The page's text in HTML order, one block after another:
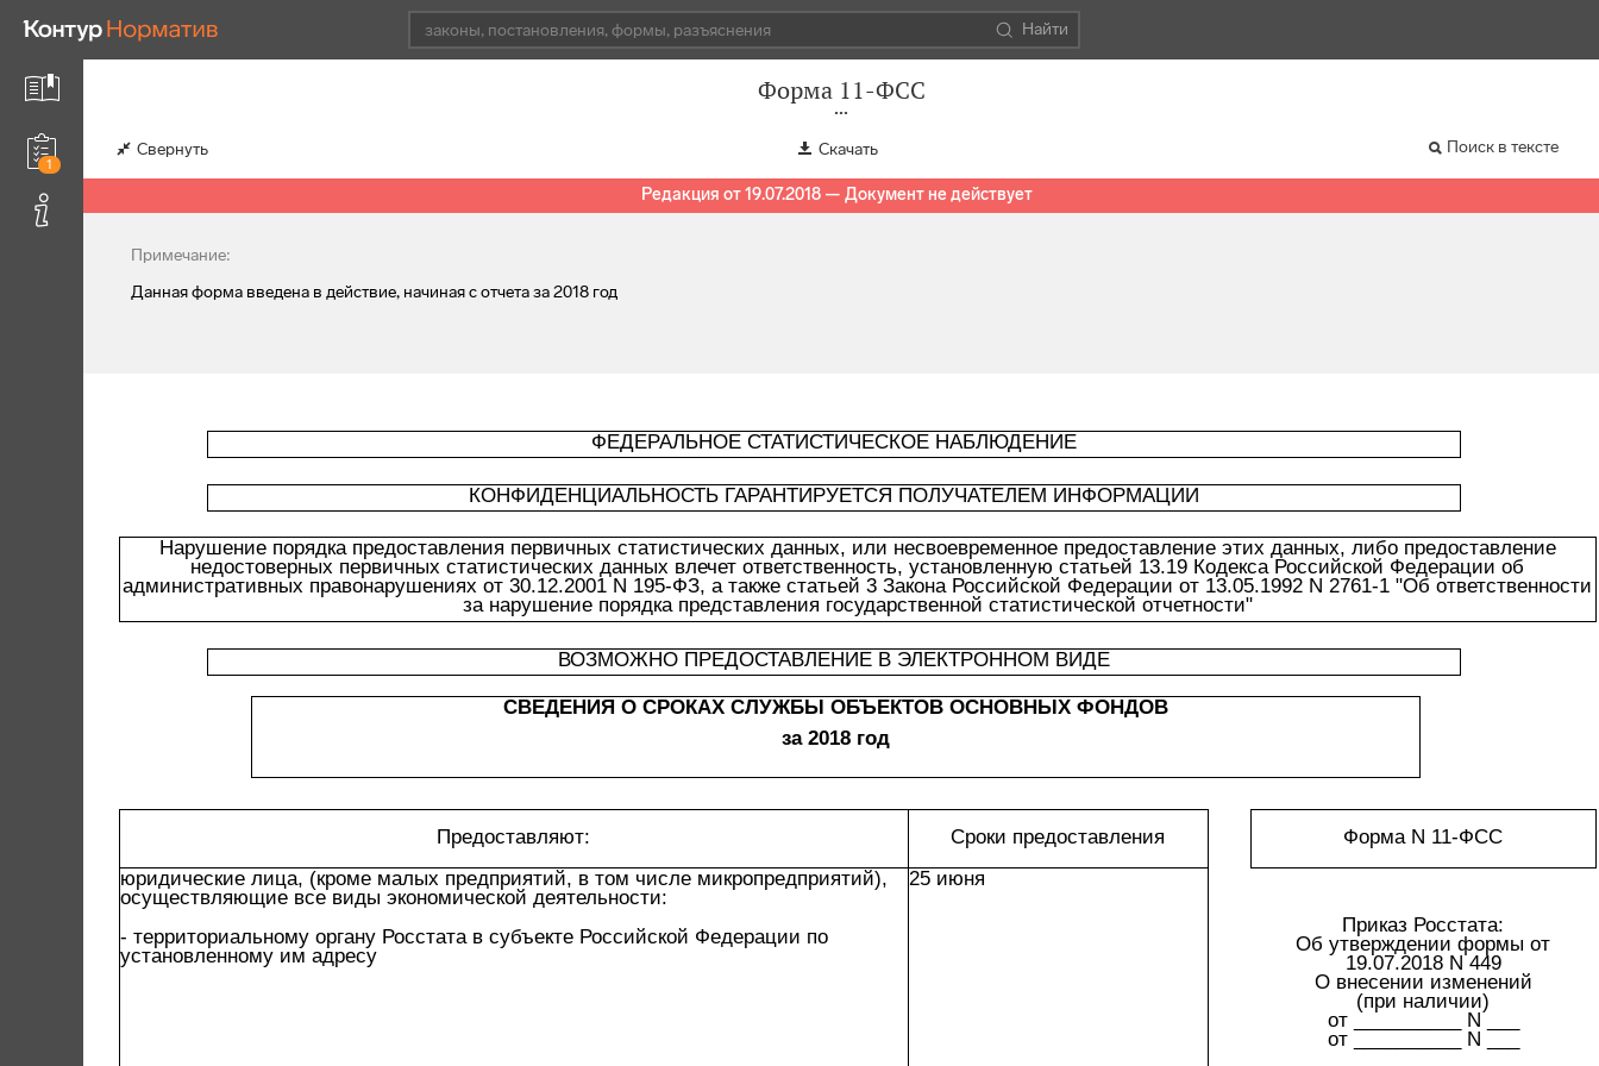
Найти
1
Форма 11-ФСС
Свернуть Скачать Поиск в тексте
Редакция от 19.07.2018 — Документ не действует
Примечание:
Данная форма введена в действие, начиная с отчета за 2018 год
ФЕДЕРАЛЬНОЕ СТАТИСТИЧЕСКОЕ НАБЛЮДЕНИЕ
КОНФИДЕНЦИАЛЬНОСТЬ ГАРАНТИРУЕТСЯ ПОЛУЧАТЕЛЕМ ИНФОРМАЦИИ
Нарушение порядка предоставления первичных статистических данных, или несвоевременное предоставление этих данных, либо предоставление
недостоверных первичных статистических данных влечет ответственность, установленную статьей 13.19 Кодекса Российской Федерации об
административных правонарушениях от 30.12.2001 N 195-ФЗ, а также статьей 3 Закона Российской Федерации от 13.05.1992 N 2761-1 "Об ответственности
за нарушение порядка представления государственной статистической отчетности"
ВОЗМОЖНО ПРЕДОСТАВЛЕНИЕ В ЭЛЕКТРОННОМ ВИДЕ
СВЕДЕНИЯ О СРОКАХ СЛУЖБЫ ОБЪЕКТОВ ОСНОВНЫХ ФОНДОВ
за 2018 год
Предоставляют: Сроки предоставления
Форма N 11-ФСС
юридические лица, (кроме малых предприятий, в том числе микропредприятий),
осуществляющие все виды экономической деятельности:
25 июня
Приказ Росстата:
Об утверждении формы от
19.07.2018 N 449
О внесении изменений
(при наличии)
от __________ N ___
от __________ N ___
- территориальному органу Росстата в субъекте Российской Федерации по
установленному им адресу